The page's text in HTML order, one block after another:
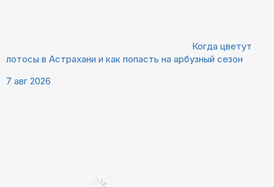
Когда цветут
лотосы в Астрахани и как попасть на арбузный сезон
7 авг 2026